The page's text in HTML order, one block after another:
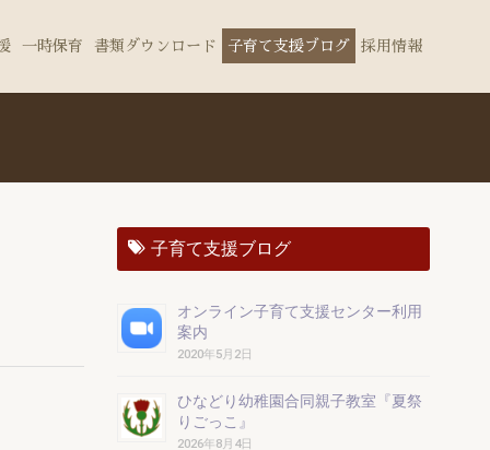
一時保育 書類ダウンロード 子育て支援ブログ 採用情報
子育て支援ブログ
オンライン子育て支援センター利用
案内
2020年5月2日
ひなどり幼稚園合同親子教室『夏祭
りごっこ』
2026年8月4日